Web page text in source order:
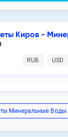
Киров -
RUB USD
Минеральные Воды